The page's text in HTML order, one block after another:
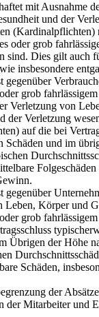
mit Ausnahme
und der
(Kardinalpflichten)
oder grob
sind. Dies gilt auch
insbesondere
gegenüber
grob
Verletzung von
der Verletzung
auf die bei
Schäden und im
gegenüber
Leben, Körper und
grob
Übrigen der Höhe
Schäden,
der
der Mitarbeiter und